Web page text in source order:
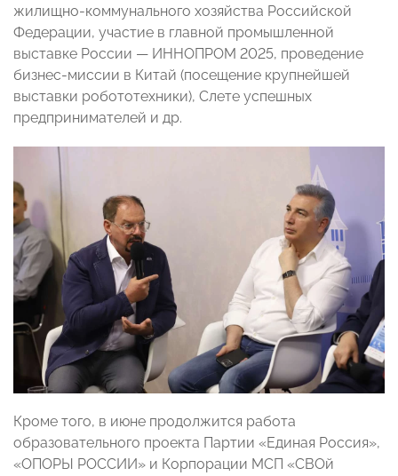
жилищно-коммунального хозяйства Российской
Федерации, участие в главной промышленной
выставке России — ИННОПРОМ 2025, проведение
бизнес-миссии в Китай (посещение крупнейшей
выставки робототехники), Слете успешных
предпринимателей и др.
Кроме того, в июне продолжится работа
образовательного проекта Партии «Единая Россия»,
«ОПОРЫ РОССИИ» и Корпорации МСП «СВОй